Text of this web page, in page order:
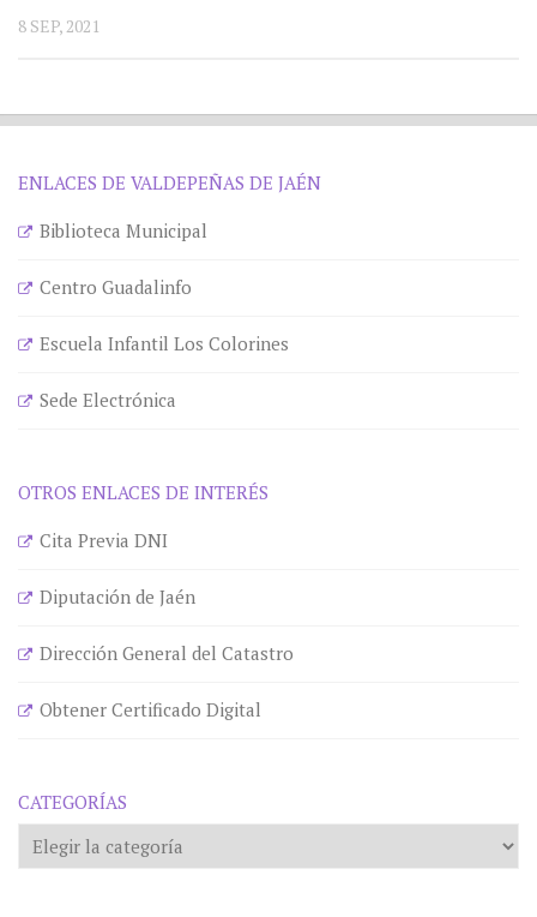
8 SEP, 2021
ENLACES DE VALDEPEÑAS DE JAÉN
Biblioteca Municipal
Centro Guadalinfo
Escuela Infantil Los Colorines
Sede Electrónica
OTROS ENLACES DE INTERÉS
Cita Previa DNI
Diputación de Jaén
Dirección General del Catastro
Obtener Certificado Digital
CATEGORÍAS
Categorías